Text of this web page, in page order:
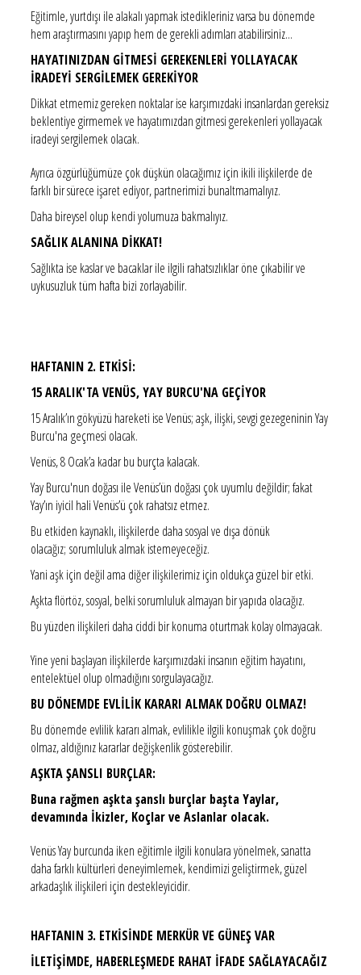
Eğitimle, yurtdışı ile alakalı yapmak istedikleriniz varsa bu dönemde
hem araştırmasını yapıp hem de gerekli adımları atabilirsiniz...
HAYATINIZDAN GİTMESİ GEREKENLERİ YOLLAYACAK
İRADEYİ SERGİLEMEK GEREKİYOR
Dikkat etmemiz gereken noktalar ise karşımızdaki insanlardan gereksiz
beklentiye girmemek ve hayatımızdan gitmesi gerekenleri yollayacak
iradeyi sergilemek olacak.
Ayrıca özgürlüğümüze çok düşkün olacağımız için ikili ilişkilerde de
farklı bir sürece işaret ediyor, partnerimizi bunaltmamalıyız.
Daha bireysel olup kendi yolumuza bakmalıyız.
SAĞLIK ALANINA DİKKAT!
Sağlıkta ise kaslar ve bacaklar ile ilgili rahatsızlıklar öne çıkabilir ve
uykusuzluk tüm hafta bizi zorlayabilir.
HAFTANIN 2. ETKİSİ:
15 ARALIK'TA VENÜS, YAY BURCU'NA GEÇİYOR
15 Aralık’ın gökyüzü hareketi ise Venüs; aşk, ilişki, sevgi gezegeninin Yay
Burcu'na geçmesi olacak.
Venüs, 8 Ocak’a kadar bu burçta kalacak.
Yay Burcu'nun doğası ile Venüs’ün doğası çok uyumlu değildir; fakat
Yay’ın iyicil hali Venüs’ü çok rahatsız etmez.
Bu etkiden kaynaklı, ilişkilerde daha sosyal ve dışa dönük
olacağız; sorumluluk almak istemeyeceğiz.
Yani aşk için değil ama diğer ilişkilerimiz için oldukça güzel bir etki.
Aşkta flörtöz, sosyal, belki sorumluluk almayan bir yapıda olacağız.
Bu yüzden ilişkileri daha ciddi bir konuma oturtmak kolay olmayacak.
Yine yeni başlayan ilişkilerde karşımızdaki insanın eğitim hayatını,
entelektüel olup olmadığını sorgulayacağız.
BU DÖNEMDE EVLİLİK KARARI ALMAK DOĞRU OLMAZ!
Bu dönemde evlilik kararı almak, evlilikle ilgili konuşmak çok doğru
olmaz, aldığınız kararlar değişkenlik gösterebilir.
AŞKTA ŞANSLI BURÇLAR:
Buna rağmen aşkta şanslı burçlar başta Yaylar,
devamında İkizler, Koçlar ve Aslanlar olacak.
Venüs Yay burcunda iken eğitimle ilgili konulara yönelmek, sanatta
daha farklı kültürleri deneyimlemek, kendimizi geliştirmek, güzel
arkadaşlık ilişkileri için destekleyicidir.
HAFTANIN 3. ETKİSİNDE MERKÜR VE GÜNEŞ VAR
İLETİŞİMDE, HABERLEŞMEDE RAHAT İFADE SAĞLAYACAĞIZ